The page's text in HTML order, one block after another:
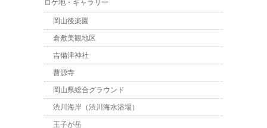
ロケ地・ギャラリー
岡山後楽園
倉敷美観地区
吉備津神社
曹源寺
岡山県総合グラウンド
渋川海岸（渋川海水浴場）
王子が岳